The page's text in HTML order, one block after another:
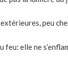
peu
elle ne